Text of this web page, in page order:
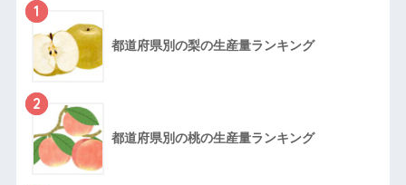
1
都道府県別の梨の生産量ランキング
2
都道府県別の桃の生産量ランキング